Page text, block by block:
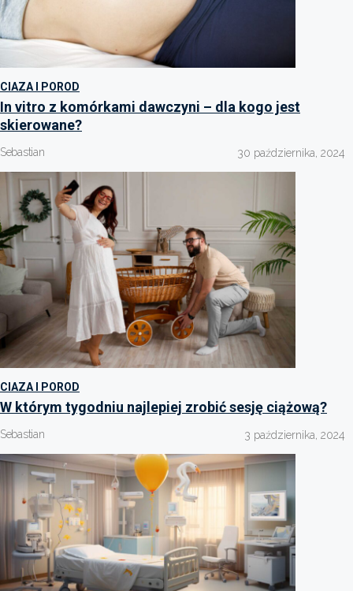
CIAZA I POROD
In vitro z komórkami dawczyni – dla kogo jest
skierowane?
Sebastian 30 października, 2024
CIAZA I POROD
W którym tygodniu najlepiej zrobić sesję ciążową?
Sebastian 3 października, 2024